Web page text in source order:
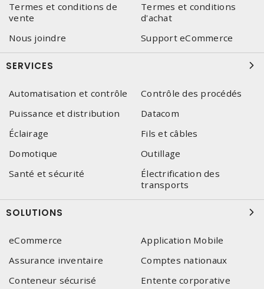
Termes et conditions de
vente
Termes et conditions
d'achat
Nous joindre
Support eCommerce
SERVICES
Automatisation et contrôle
Contrôle des procédés
Puissance et distribution
Datacom
Éclairage
Fils et câbles
Domotique
Outillage
Santé et sécurité
Électrification des
transports
SOLUTIONS
eCommerce
Application Mobile
Assurance inventaire
Comptes nationaux
Conteneur sécurisé
Entente corporative